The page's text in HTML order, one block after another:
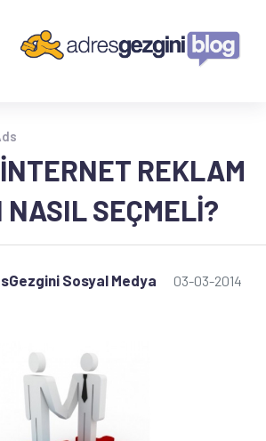
REKLAM
SEÇMELI?
Sosyal Medya
03-03-2014